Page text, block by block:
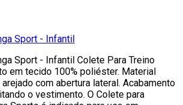
Sport - Infantil
Sport - Infantil Colete Para Treino
em tecido 100% poliéster. Material
com abertura lateral. Acabamento
o vestimento. O Colete para